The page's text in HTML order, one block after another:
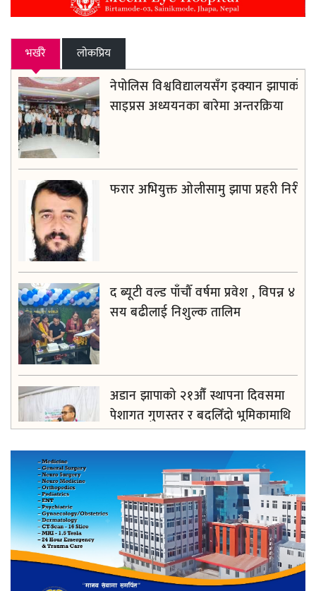
भर्खरै लाेकप्रिय
नेपोलिस विश्वविद्यालयसँग इक्यान झापाको
साइप्रस अध्ययनका बारेमा अन्तरक्रिया
फरार अभियुक्त ओलीसामु झापा प्रहरी निरीह
द ब्यूटी वल्ड पाँचौँ वर्षमा प्रवेश , विपन्न ४
सय बढीलाई निशुल्क तालिम
अडान झापाको २१औँ स्थापना दिवसमा
पेशागत गुणस्तर र बदलिँदो भूमिकामाथि
अन्तरक्रिया
आगलागीबाट प्रभावित शेयर सदस्यलाई
सहाराले उपलब्ध गरायाे राहत